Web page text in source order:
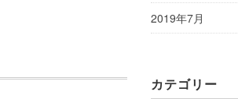
2019年7月
カテゴリー